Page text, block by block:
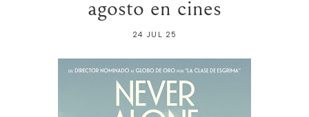
agosto en cines
24 JUL 25